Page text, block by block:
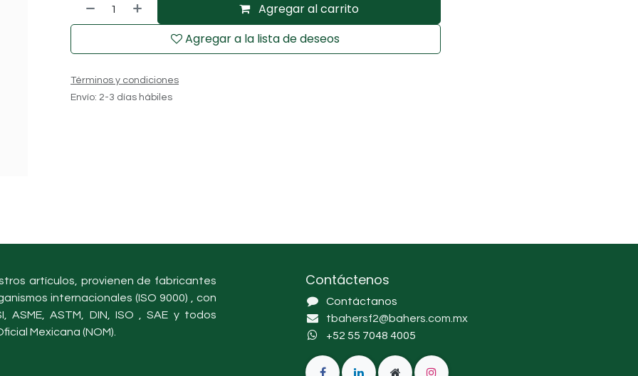
Agregar al carrito
Agregar a la lista de deseos
Términos y condiciones
Envío: 2-3 días hábiles
artículos, provienen de fabricantes
internacionales (ISO 9000) , con
ASME, ASTM, DIN, ISO , SAE y todos
Mexicana (NOM).
Contáctenos
Contáctanos
tbahersf2@bahers.com.mx
+52 55 7048 4005